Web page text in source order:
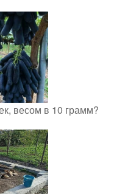
весом в 10 грамм?